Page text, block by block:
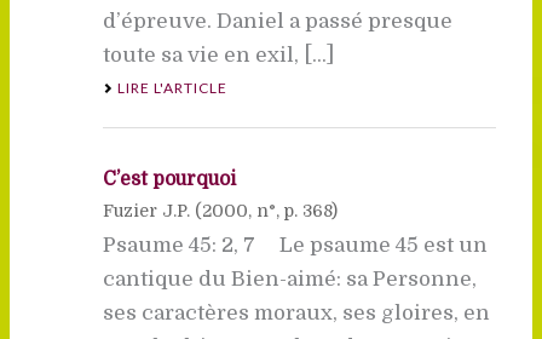
d’épreuve. Daniel a passé presque
toute sa vie en exil, [...]
LIRE L'ARTICLE
C’est pourquoi
Fuzier J.P. (2000, n°, p. 368)
Psaume 45: 2, 7 Le psaume 45 est un
cantique du Bien-aimé: sa Personne,
ses caractères moraux, ses gloires, en